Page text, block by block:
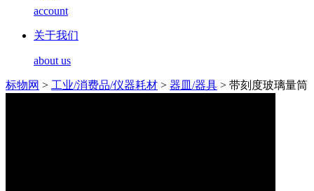
account
关于我们
about us
标物网 > 工业/消费品/仪器耗材 > 器皿/器具 > 带刻度玻璃量筒